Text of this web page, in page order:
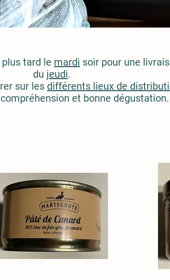
plus tard le mardi soir pour une
du jeudi.
sur les différents lieux de
compréhension et bonne dégustation.